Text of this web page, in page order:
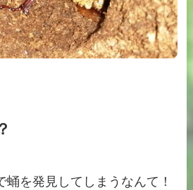
蛹を発見してしまうなんて！